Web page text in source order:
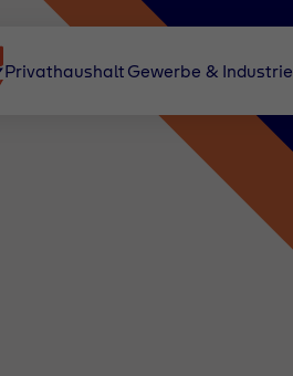
Privathaushalt Gewerbe & Industrie